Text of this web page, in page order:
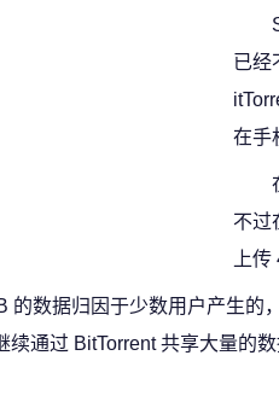
已经
在手
不过
上
的数据归因于少数用户产生的
续通过 BitTorrent 共享大量的